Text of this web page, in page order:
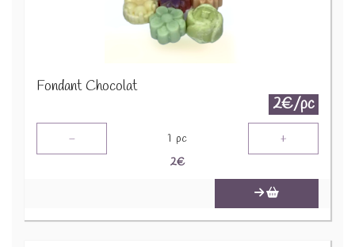
Fondant Chocolat
2€/pc
- 1 pc +
2€